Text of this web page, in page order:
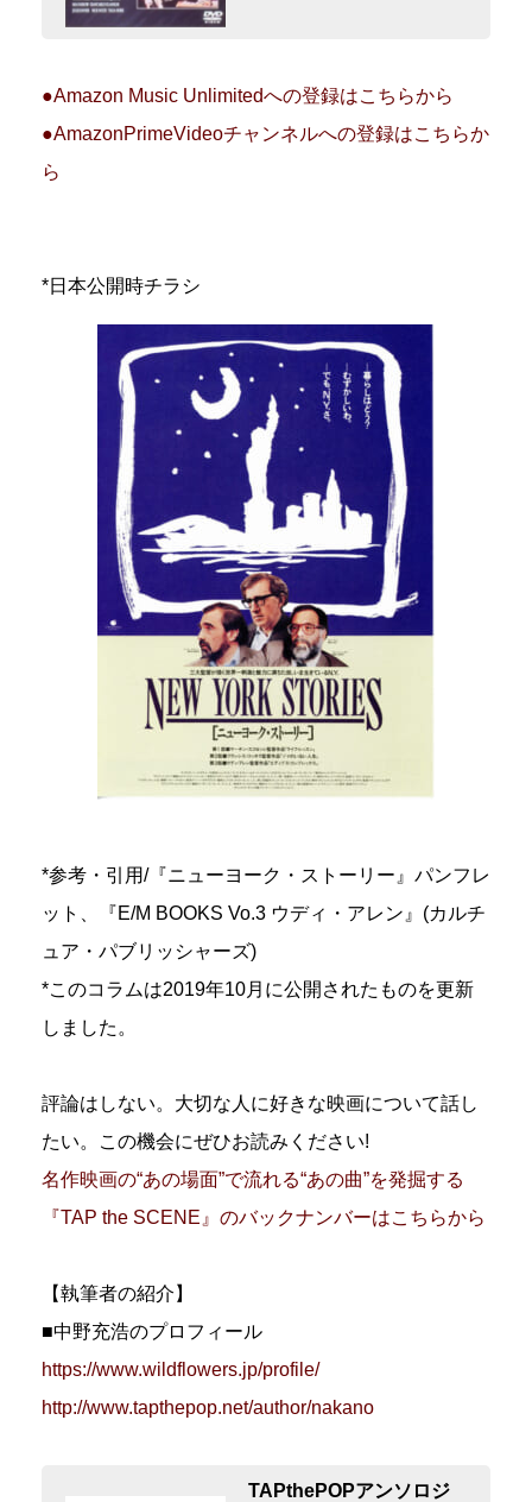
●Amazon Music Unlimitedへの登録はこちらから
●AmazonPrimeVideoチャンネルへの登録はこちらか
ら
*日本公開時チラシ
*参考・引用/『ニューヨーク・ストーリー』パンフレ
ット、『E/M BOOKS Vo.3 ウディ・アレン』(カルチ
ュア・パブリッシャーズ)
*このコラムは2019年10月に公開されたものを更新
しました。
評論はしない。大切な人に好きな映画について話し
たい。この機会にぜひお読みください!
名作映画の“あの場面”で流れる“あの曲”を発掘する
『TAP the SCENE』のバックナンバーはこちらから
【執筆者の紹介】
■中野充浩のプロフィール
https://www.wildflowers.jp/profile/
http://www.tapthepop.net/author/nakano
TAPthePOPアンソロジ